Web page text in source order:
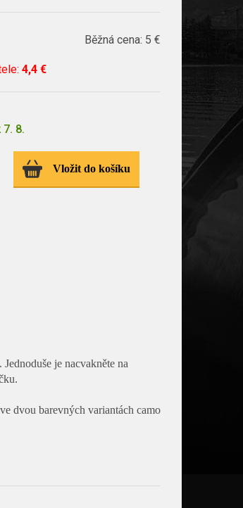
Běžná cena: 5 €
: 4,4 €
8.
Vložit do košíku
je nacvakněte na
dvou barevných variantách camo